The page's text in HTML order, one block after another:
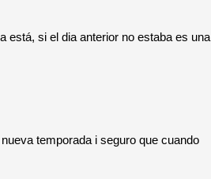
está, si el dia anterior no estaba es una
temporada i seguro que cuando